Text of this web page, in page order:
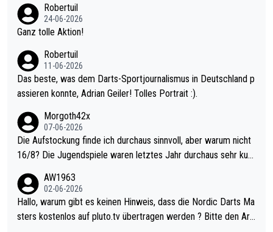
mal 40+ erst recht. Da gewinnst keinen Blumentopf - ist ja noc
h krasser wie ein Pokalspiel eines Kreisligisten vs einem Bund
Robertuil
24-06-2026
Ganz tolle Aktion!
Robertuil
11-06-2026
Das beste, was dem Darts-Sportjournalismus in Deutschland p
assieren konnte, Adrian Geiler! Tolles Portrait :).
Morgoth42x
07-06-2026
Die Aufstockung finde ich durchaus sinnvoll, aber warum nicht
16/8? Die Jugendspiele waren letztes Jahr durchaus sehr kurz
Allerdings ist Mitchell Lawrie als Nummer 1 der Welt eh qualifi
ziert. Somit ändert die automatische Qualifikation des Weltmei
sters erstmal nichts. Ich denke sie wollen damit für nächstes J
AW1963
02-06-2026
Hallo, warum gibt es keinen Hinweis, dass die Nordic Darts Ma
sters kostenlos auf pluto.tv übertragen werden ? Bitte den Arti